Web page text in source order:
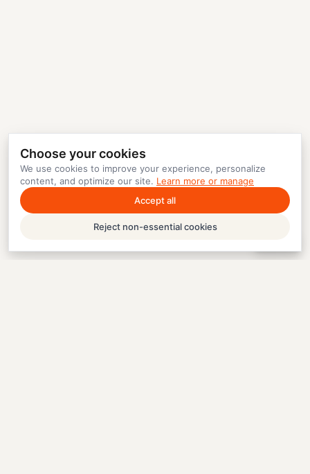
Choose your cookies
We use cookies to improve your experience, personalize
content, and optimize our site. Learn more or manage
Accept all
Reject non-essential cookies